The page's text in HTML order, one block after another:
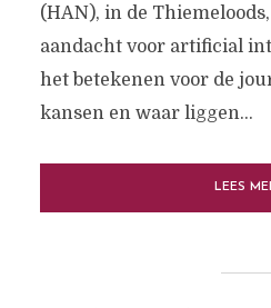
(HAN), in de
aandacht voor artificial
het betekenen voor de
kansen en waar liggen...
LEES